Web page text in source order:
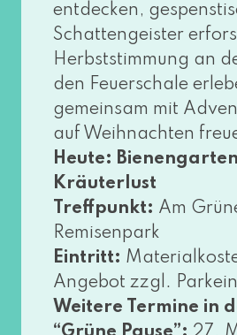
ent­de­cken,
Schattengeister
Herbststimmung an
den Feuerschale
gemein­sam mit
auf Weihnachten
Heute:
Kräuterlust
Treffpunkt: Am
Remisenpark
Eintritt:
Angebot zzgl.
Weitere Termine in